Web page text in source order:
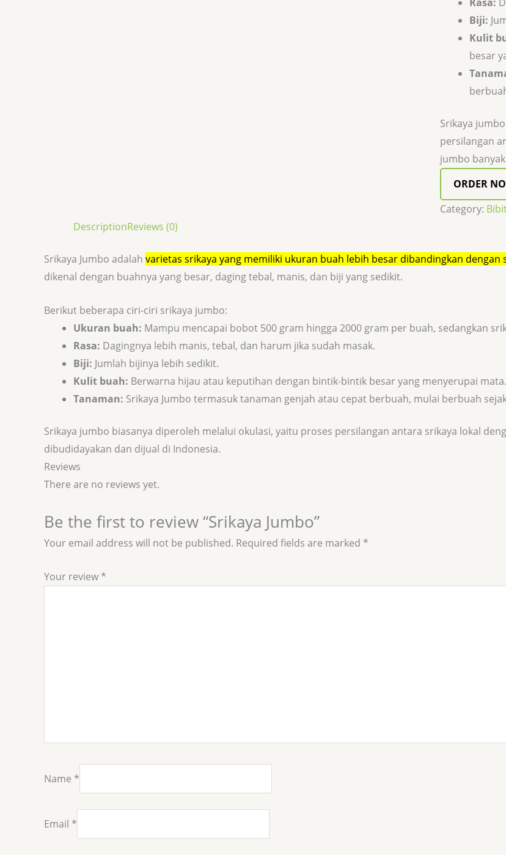
Biji:
Kulit
besar
Srikaya
persilangan
jumbo
ORDER
Category:
DescriptionReviews (0)
Srikaya Jumbo adalah varietas srikaya yang memiliki ukuran buah lebih besar dibandingkan dengan
dikenal dengan buahnya yang besar, daging tebal, manis, dan biji yang sedikit.
Berikut beberapa ciri-ciri srikaya jumbo:
Ukuran buah: Mampu mencapai bobot 500 gram hingga 2000 gram per buah, sedangkan
Rasa: Dagingnya lebih manis, tebal, dan harum jika sudah masak.
Biji: Jumlah bijinya lebih sedikit.
Kulit buah: Berwarna hijau atau keputihan dengan bintik-bintik besar yang menyerupai mata.
Tanaman: Srikaya Jumbo termasuk tanaman genjah atau cepat berbuah, mulai berbuah
Srikaya jumbo biasanya diperoleh melalui okulasi, yaitu proses persilangan antara srikaya lokal
dibudidayakan dan dijual di Indonesia.
Reviews
There are no reviews yet.
Be the first to review “Srikaya Jumbo”
Your email address will not be published. Required fields are marked *
Your review *
Name *
Email *